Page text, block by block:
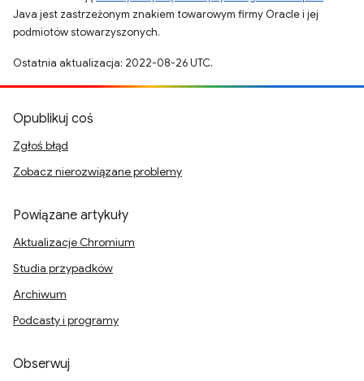
Java jest zastrzeżonym znakiem towarowym firmy Oracle i jej
podmiotów stowarzyszonych.
Ostatnia aktualizacja: 2022-08-26 UTC.
Opublikuj coś
Zgłoś błąd
Zobacz nierozwiązane problemy
Powiązane artykuły
Aktualizacje Chromium
Studia przypadków
Archiwum
Podcasty i programy
Obserwuj